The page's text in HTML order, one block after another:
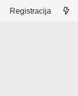
Registracija